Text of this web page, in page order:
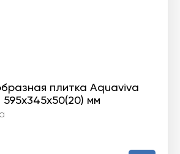
плитка Aquaviva
мм